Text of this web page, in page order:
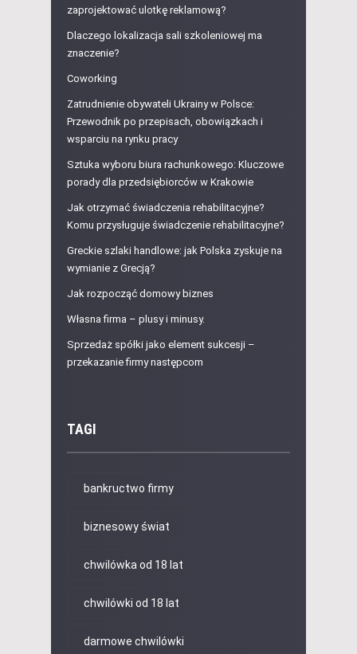
zaprojektować ulotkę reklamową?
Dlaczego lokalizacja sali szkoleniowej ma
znaczenie?
Coworking
Zatrudnienie obywateli Ukrainy w Polsce:
Przewodnik po przepisach, obowiązkach i
wsparciu na rynku pracy
Sztuka wyboru biura rachunkowego: Kluczowe
porady dla przedsiębiorców w Krakowie
Jak otrzymać świadczenia rehabilitacyjne?
Komu przysługuje świadczenie rehabilitacyjne?
Greckie szlaki handlowe: jak Polska zyskuje na
wymianie z Grecją?
Jak rozpocząć domowy biznes
Własna firma – plusy i minusy.
Sprzedaż spółki jako element sukcesji –
przekazanie firmy następcom
TAGI
bankructwo firmy
biznesowy świat
chwilówka od 18 lat
chwilówki od 18 lat
darmowe chwilówki